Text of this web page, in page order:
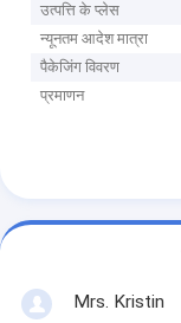
उत्पत्ति के प्लेस
न्यूनतम आदेश मात्रा
पैकेजिंग विवरण
प्रमाणन
Mrs. Kristin